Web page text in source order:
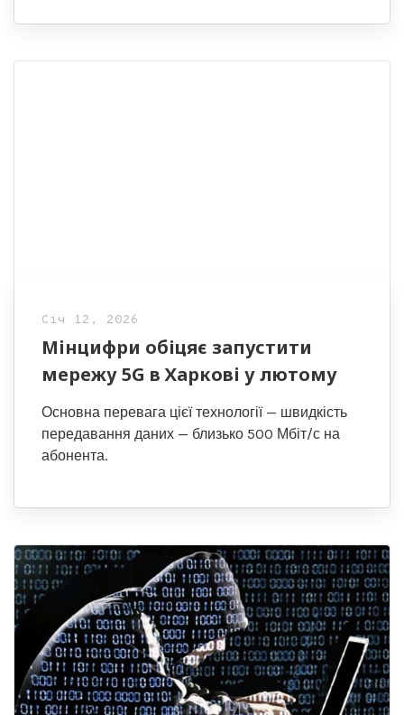
Січ 12, 2026
Мінцифри обіцяє запустити
мережу 5G в Харкові у лютому
Основна перевага цієї технології — швидкість
передавання даних — близько 500 Мбіт/с на
абонента.